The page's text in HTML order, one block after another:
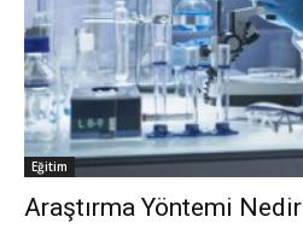
Eğitim
Araştırma Yöntemi Nedir